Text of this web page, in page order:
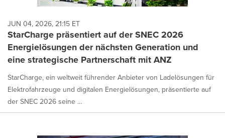
JUN 04, 2026, 21:15 ET
StarCharge präsentiert auf der SNEC 2026
Energielösungen der nächsten Generation und
eine strategische Partnerschaft mit ANZ
StarCharge, ein weltweit führender Anbieter von Ladelösungen für
Elektrofahrzeuge und digitalen Energielösungen, präsentierte auf
der SNEC 2026 seine ...